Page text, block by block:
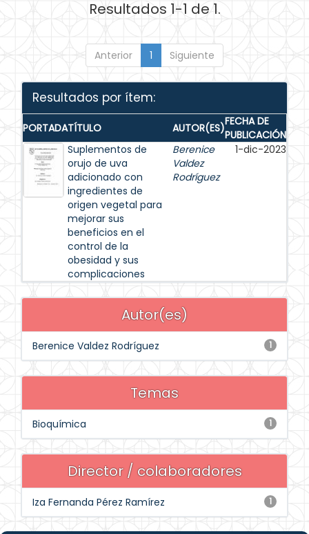
Resultados 1-1 de 1.
Anterior 1 Siguiente
Resultados por ítem:
PORTADATÍTULO AUTOR(ES)FECHA DE
PUBLICACIÓN
Suplementos de
orujo de uva
adicionado con
ingredientes de
origen vegetal para
mejorar sus
beneficios en el
control de la
obesidad y sus
complicaciones
Berenice
Valdez
Rodríguez
1-dic-2023
Autor(es)
1
Berenice Valdez Rodríguez
Temas
1
Bioquímica
Director / colaboradores
1
Iza Fernanda Pérez Ramírez